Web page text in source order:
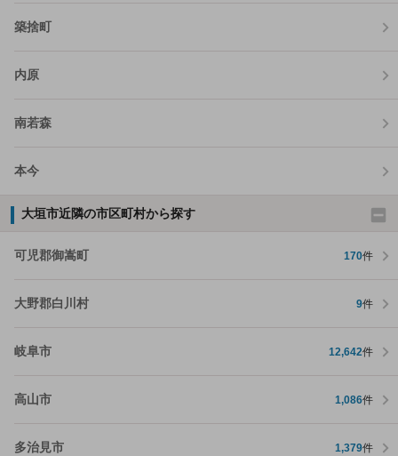
築捨町
内原
南若森
本今
大垣市近隣の市区町村から探す
可児郡御嵩町 170件
大野郡白川村 9件
岐阜市 12,642件
高山市 1,086件
多治見市 1,379件